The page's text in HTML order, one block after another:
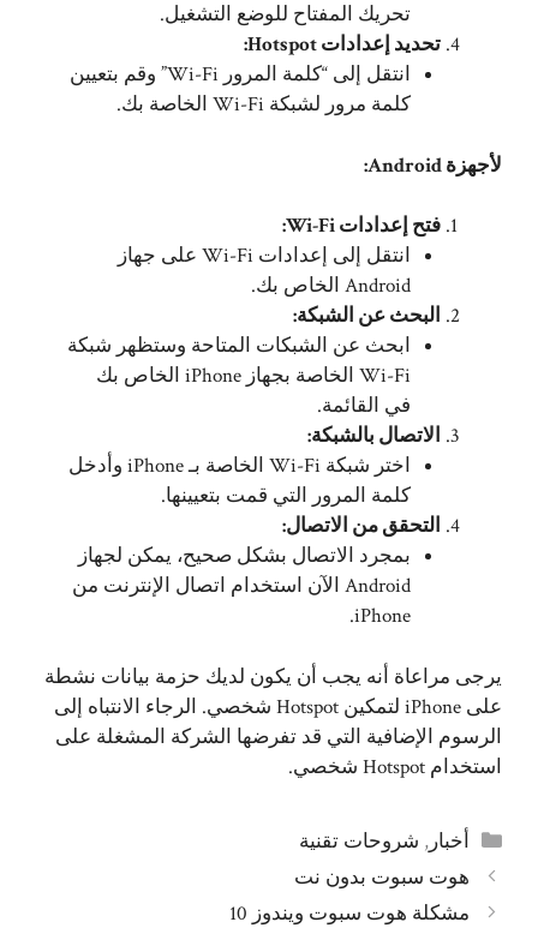
تحريك المفتاح للوضع التشغيل.
تحديد إعدادات Hotspot:
انتقل إلى “كلمة المرور Wi-Fi” وقم بتعيين
كلمة مرور لشبكة Wi-Fi الخاصة بك.
لأجهزة Android:
فتح إعدادات Wi-Fi:
انتقل إلى إعدادات Wi-Fi على جهاز
Android الخاص بك.
البحث عن الشبكة:
ابحث عن الشبكات المتاحة وستظهر شبكة
Wi-Fi الخاصة بجهاز iPhone الخاص بك
في القائمة.
الاتصال بالشبكة:
اختر شبكة Wi-Fi الخاصة بـ iPhone وأدخل
كلمة المرور التي قمت بتعيينها.
التحقق من الاتصال:
بمجرد الاتصال بشكل صحيح، يمكن لجهاز
Android الآن استخدام اتصال الإنترنت من
iPhone.
يرجى مراعاة أنه يجب أن يكون لديك حزمة بيانات نشطة
على iPhone لتمكين Hotspot شخصي. الرجاء الانتباه إلى
الرسوم الإضافية التي قد تفرضها الشركة المشغلة على
استخدام Hotspot شخصي.
التصنيفات
أخبار, شروحات تقنية
هوت سبوت بدون نت
مشكلة هوت سبوت ويندوز 10